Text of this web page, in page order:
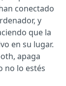
conectado
y
que la
en su lugar.
apaga
no lo estés